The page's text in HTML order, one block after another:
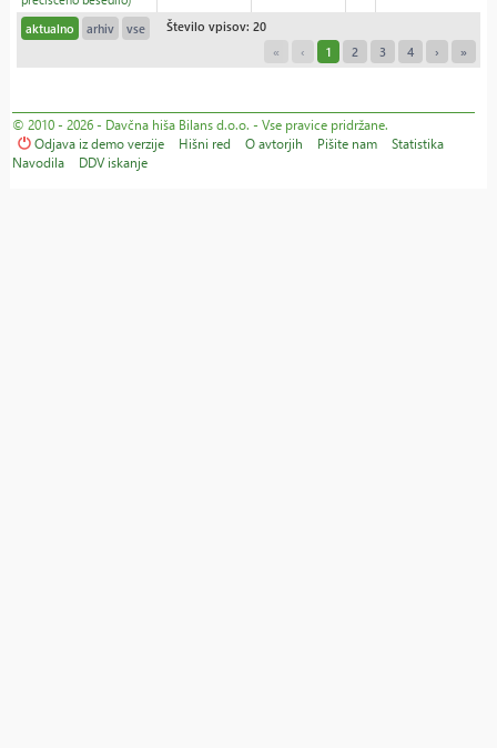
aktualno arhiv vse
Število vpisov: 20
«
‹ 1 2 3 4 › »
© 2010 - 2026 - Davčna hiša Bilans d.o.o. - Vse pravice pridržane.
Odjava iz demo verzije
Hišni red O avtorjih Pišite nam
Statistika
Navodila
DDV iskanje